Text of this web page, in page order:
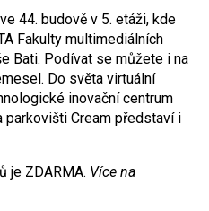
44. budově v 5. etáži, kde
Fakulty multimediálních
Bati. Podívat se můžete i na
Do světa virtuální
inovační centrum
parkovišti Cream představí i
je ZDARMA. Více na